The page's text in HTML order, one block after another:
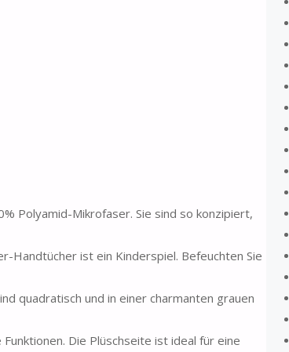
Polyamid-Mikrofaser. Sie sind so konzipiert,
Handtücher ist ein Kinderspiel. Befeuchten Sie
quadratisch und in einer charmanten grauen
Die Plüschseite ist ideal für eine